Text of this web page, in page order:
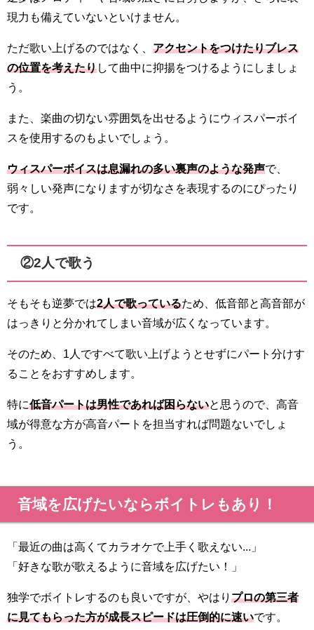
現力も備えていないといけません。
ただ歌い上げるのではなく、 アクセントをつけたりブレス
の位置を考えたりして曲中に抑揚をつけるようにしましょ
う。
また、楽曲の切ない雰囲気を出せるようにウィスパーボイ
スを使用するのもよいでしょう。
ウィスパーボイスは息漏れの多い裏声のような発声で、
弱々しい発声になりますが切なさを表現するのにぴったり
です。
②2人で歌う
そもそも逆夢では2人で歌っているため、低音部と高音部が
はっきりと分かれてしまい音域が広くなっています。
そのため、1人ですべて歌い上げようとせずにパート分けす
ることをおすすめします。
特に低音パートは男性であれば困らないと思うので、高音
域が得意な方が高音パートを担当すれば問題ないでしょ
う。
音域を広げたいならボイトレもあり！
「最近の曲は高くてカラオケで上手く歌えない...」
「好きな歌が歌えるように音域を広げたい！」
独学でボイトレするのも良いですが、やはり プロの第三者
に見てもらった方が成長スピードは圧倒的に速いです。